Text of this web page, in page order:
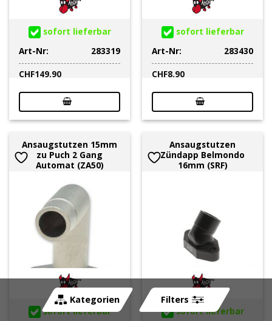
Kategorien Filters
sofort lieferbar
Art-Nr:
283319
CHF149.90
sofort lieferbar
Art-Nr:
283430
CHF8.90
Ansaugstutzen 15mm
zu Puch 2 Gang
Automat (ZA50)
sofort lieferbar
Ansaugstutzen
Zündapp Belmondo
16mm (SRF)
sofort lieferbar